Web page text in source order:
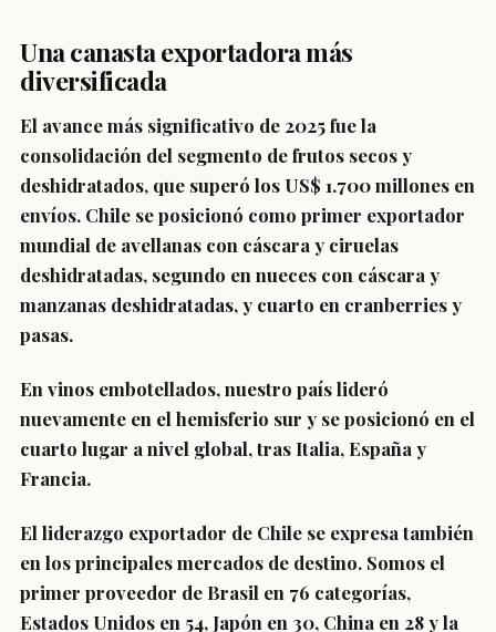
Una canasta exportadora más
diversificada
El avance más significativo de 2025 fue la
consolidación del segmento de frutos secos y
deshidratados, que superó los US$ 1.700 millones en
envíos. Chile se posicionó como primer exportador
mundial de avellanas con cáscara y ciruelas
deshidratadas, segundo en nueces con cáscara y
manzanas deshidratadas, y cuarto en cranberries y
pasas.
En vinos embotellados, nuestro país lideró
nuevamente en el hemisferio sur y se posicionó en el
cuarto lugar a nivel global, tras Italia, España y
Francia.
El liderazgo exportador de Chile se expresa también
en los principales mercados de destino. Somos el
primer proveedor de Brasil en 76 categorías,
Estados Unidos en 54, Japón en 30, China en 28 y la